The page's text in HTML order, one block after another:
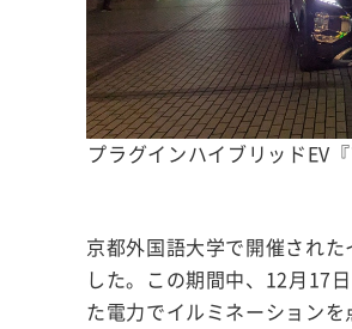
プラグインハイブリッドEV
京都外国語大学で開催され
した。この期間中、12月17
た電力でイルミネーション